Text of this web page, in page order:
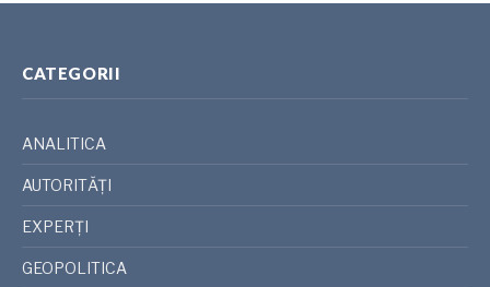
CATEGORII
ANALITICA
AUTORITĂȚI
EXPERȚI
GEOPOLITICA